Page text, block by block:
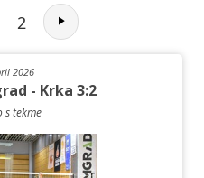
2
2026
- Krka 3:2
s tekme